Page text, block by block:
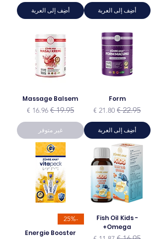
أضِف إلى العربة أضِف إلى العربة
Form
سعر عادي‏22.95 € سعر البيع
أضِف إلى العربة
Massage Balsem
سعر عادي‏19.95 € سعر البيع‏16.96 €
غير متوفر
Fish Oil Kids -
Omega+
-25%
Energie Booster